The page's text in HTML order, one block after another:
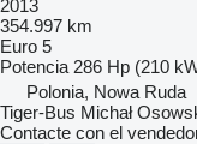
2013
354.997 km
Euro 5
Potencia 286 Hp (210
Polonia, Nowa Ruda
Tiger-Bus Michał
Contacte con el